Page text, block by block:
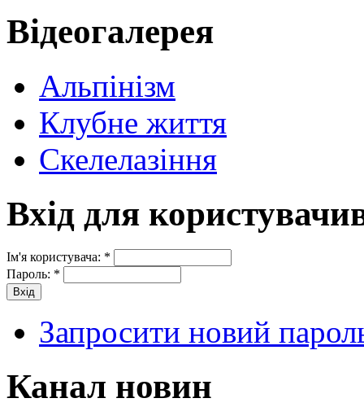
Відеогалерея
Альпінізм
Клубне життя
Скелелазіння
Вхід для
Ім'я користувача: *
Пароль: *
Запросити новий
Канал новин